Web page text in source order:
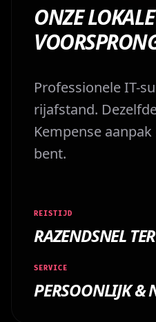
ONZE LOKALE
Professionele IT-
rijafstand.
Kempense
bent.
REISTIJD
RAZENDSNEL
SERVICE
PERSOONLIJK &